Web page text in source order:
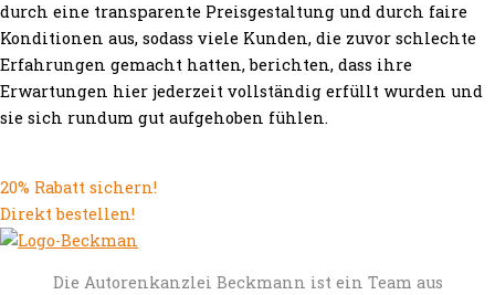
durch eine transparente Preisgestaltung und durch faire
Konditionen aus, sodass viele Kunden, die zuvor schlechte
Erfahrungen gemacht hatten, berichten, dass ihre
Erwartungen hier jederzeit vollständig erfüllt wurden und
sie sich rundum gut aufgehoben fühlen.
20% Rabatt sichern!
Direkt bestellen!
Die Autorenkanzlei Beckmann ist ein Team aus